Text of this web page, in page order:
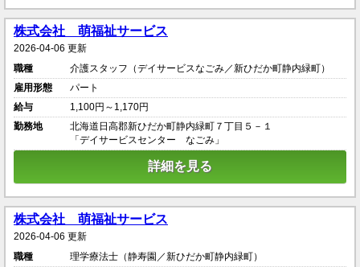
株式会社 萌福祉サービス
2026-04-06 更新
職種
介護スタッフ（デイサービスなごみ／新ひだか町静内緑町）
雇用形態
パート
給与
1,100円～1,170円
勤務地
北海道日高郡新ひだか町静内緑町７丁目５－１
「デイサービスセンター なごみ」
詳細を見る
株式会社 萌福祉サービス
2026-04-06 更新
職種
理学療法士（静寿園／新ひだか町静内緑町）